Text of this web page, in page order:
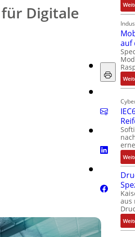
Digitale
auf
aus